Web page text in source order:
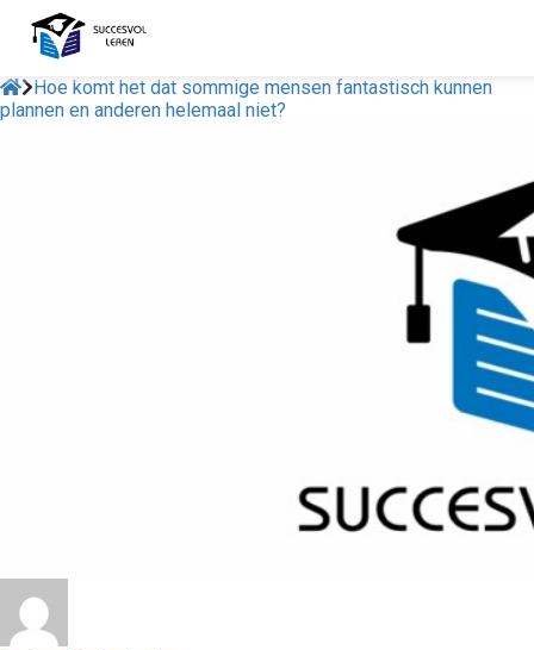
Hoe komt het dat sommige mensen fantastisch kunnen
plannen en anderen helemaal niet?
niet